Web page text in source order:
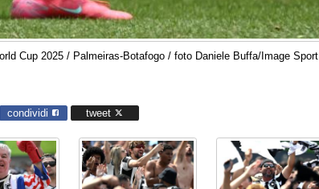
Cup 2025 / Palmeiras-Botafogo / foto Daniele Buffa/Image Sport
condividi tweet